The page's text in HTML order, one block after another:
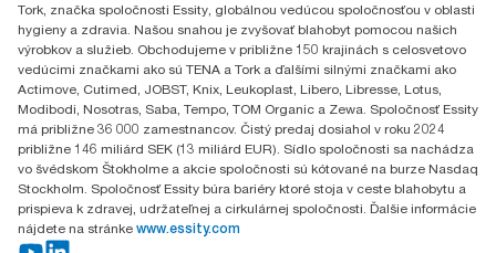
049 12 Gemerská Hôrka
Tork, značka spoločnosti Essity, globálnou vedúcou spoločnosťou v oblasti
hygieny a zdravia. Našou snahou je zvyšovať blahobyt pomocou našich
výrobkov a služieb. Obchodujeme v približne 150 krajinách s celosvetovo
vedúcimi značkami ako sú TENA a Tork a ďalšími silnými značkami ako
Actimove, Cutimed, JOBST, Knix, Leukoplast, Libero, Libresse, Lotus,
Modibodi, Nosotras, Saba, Tempo, TOM Organic a Zewa. Spoločnosť Essity
má približne 36 000 zamestnancov. Čistý predaj dosiahol v roku 2024
približne 146 miliárd SEK (13 miliárd EUR). Sídlo spoločnosti sa nachádza
vo švédskom Štokholme a akcie spoločnosti sú kótované na burze Nasdaq
Stockholm. Spoločnosť Essity búra bariéry ktoré stoja v ceste blahobytu a
prispieva k zdravej, udržateľnej a cirkulárnej spoločnosti. Ďalšie informácie
nájdete na stránke www.essity.com